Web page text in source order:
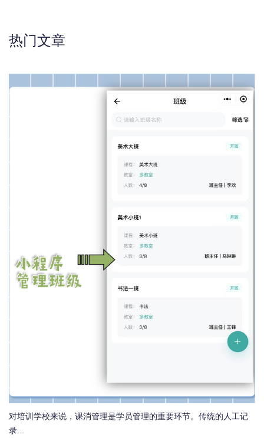
热门文章
对培训学校来说，课消管理是学员管理的重要环节。传统的人工记
录...